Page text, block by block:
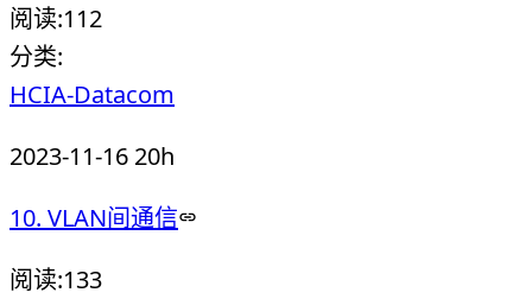
阅读:112
分类:
HCIA-Datacom
2023-11-16 20h
10. VLAN间通信
阅读:133